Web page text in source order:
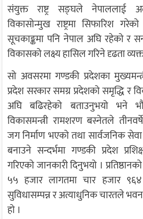
संयुक्त राष्ट्र सङ्घले नेपाललाई
विकासोन्मुख राष्ट्रमा सिफारिश
सूचकाङ्कमा पनि नेपाल अघि रहेको र
विकासको लक्ष्य हासिल गरिने दृढता
सो अवसरमा गण्डकी प्रदेशका
प्रदेश सरकार समग्र प्रदेशको समृद्धि र
अघि बढिरहेको बताउनुभयो भने
विकासमन्त्री रामशरण बस्नेतले
जग निर्माण भएको तथा सार्वजनिक सेवा
बनाउने सन्दर्भमा गण्डकी प्रदेश
गरिएको जानकारी दिनुभयो ।
५५ हजार लागतमा चार हजार ९६४
सुविधासम्पन्न र अत्याधुनिक चारतले भवन
हो ।